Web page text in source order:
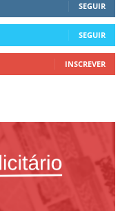
SEGUIR
SEGUIR
INSCREVER